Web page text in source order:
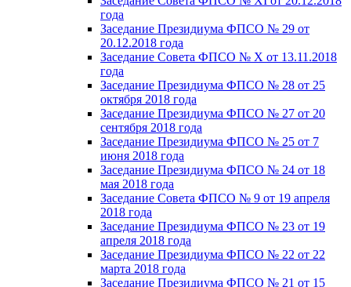
года
Заседание Президиума ФПСО № 29 от
20.12.2018 года
Заседание Совета ФПСО № X от 13.11.2018
года
Заседание Президиума ФПСО № 28 от 25
октября 2018 года
Заседание Президиума ФПСО № 27 от 20
сентября 2018 года
Заседание Президиума ФПСО № 25 от 7
июня 2018 года
Заседание Президиума ФПСО № 24 от 18
мая 2018 года
Заседание Совета ФПСО № 9 от 19 апреля
2018 года
Заседание Президиума ФПСО № 23 от 19
апреля 2018 года
Заседание Президиума ФПСО № 22 от 22
марта 2018 года
Заседание Президиума ФПСО № 21 от 15